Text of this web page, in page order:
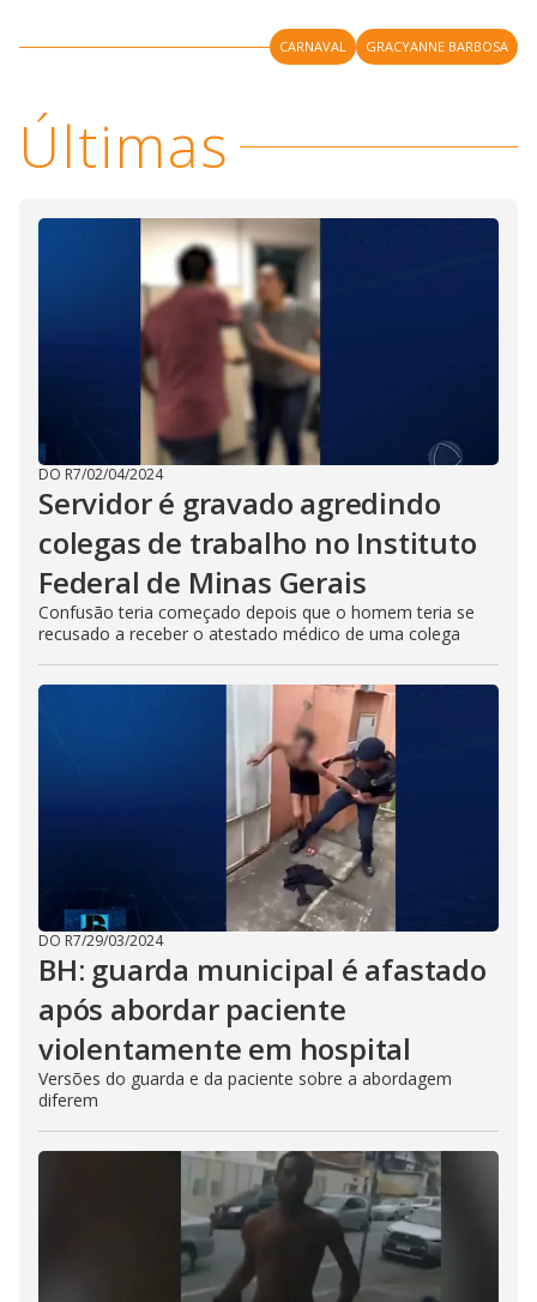
CARNAVAL GRACYANNE BARBOSA
Últimas
DO R7/02/04/2024
Servidor é gravado agredindo
colegas de trabalho no Instituto
Federal de Minas Gerais
Confusão teria começado depois que o homem teria se
recusado a receber o atestado médico de uma colega
DO R7/29/03/2024
BH: guarda municipal é afastado
após abordar paciente
violentamente em hospital
Versões do guarda e da paciente sobre a abordagem
diferem